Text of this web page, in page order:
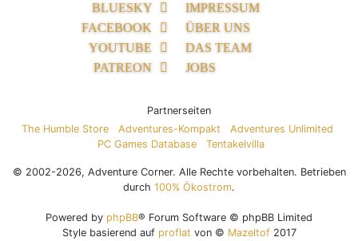
BLUESKY
FACEBOOK
YOUTUBE
PATREON
IMPRESSUM
ÜBER UNS
DAS TEAM
JOBS
Partnerseiten
The Humble Store
Adventures-Kompakt
Adventures Unlimited
PC Games Database
Tentakelvilla
© 2002-2026, Adventure Corner. Alle Rechte vorbehalten. Betrieben
durch 100% Ökostrom.
Powered by phpBB® Forum Software © phpBB Limited
Style basierend auf proflat von © Mazeltof2017